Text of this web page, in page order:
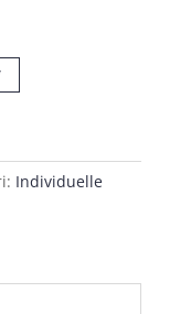
Individuelle